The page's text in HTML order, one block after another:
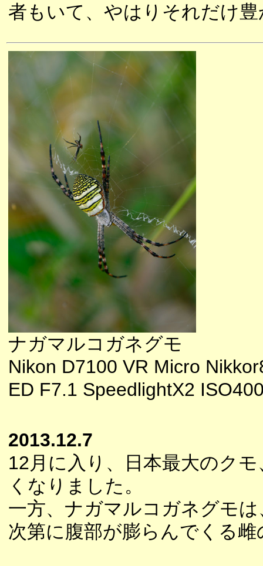
者もいて、やはりそれだけ
ナガマルコガネグモ
Nikon D7100 VR Micro
ED F7.1 SpeedlightX2
2013.12.7
12月に入り、日本最大のク
くなりました。
一方、ナガマルコガネグモ
次第に腹部が膨らんでくる